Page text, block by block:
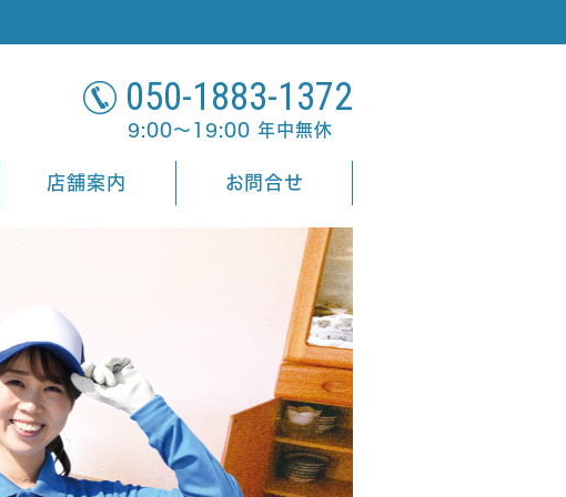
050-1883-1372
9:00～19:00 年中無休
店舗案内 お問合せ